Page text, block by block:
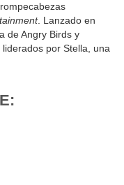
. Lanzado en
de Angry Birds y
por Stella, una